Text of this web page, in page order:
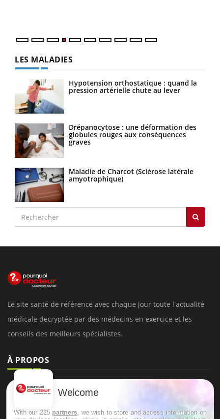
LES MALADIES
Hypotension orthostatique : quand la
pression artérielle chute au lever
Drépanocytose : une déformation des
globules rouges aux conséquences
graves
Maladie de Charcot (Sclérose latérale
amyotrophique)
Le site santé de référence avec chaque jour toute l'actualité
médicale decryptée par des médecins en exercice et les
conseils des meilleurs spécialistes.
À PROPOS
Données personnelles et cookies
Welcome
With our 225 partners , we wish to store and access information on